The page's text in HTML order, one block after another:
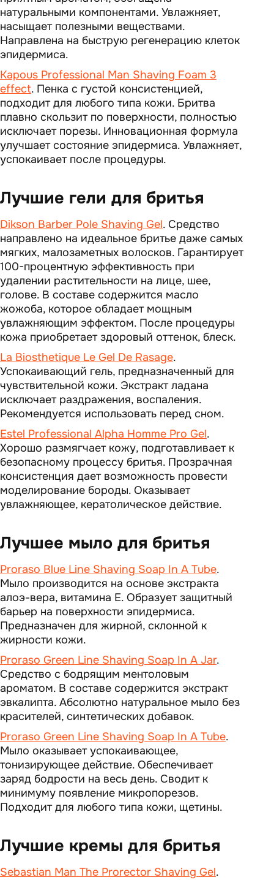
натуральными компонентами. Увлажняет,
насыщает полезными веществами.
Направлена на быструю регенерацию клеток
эпидермиса.
Kapous Professional Man Shaving Foam 3
effect. Пенка с густой консистенцией,
подходит для любого типа кожи. Бритва
плавно скользит по поверхности, полностью
исключает порезы. Инновационная формула
улучшает состояние эпидермиса. Увлажняет,
успокаивает после процедуры.
Лучшие гели для бритья
Dikson Barber Pole Shaving Gel. Средство
направлено на идеальное бритье даже самых
мягких, малозаметных волосков. Гарантирует
100-процентную эффективность при
удалении растительности на лице, шее,
голове. В составе содержится масло
жожоба, которое обладает мощным
увлажняющим эффектом. После процедуры
кожа приобретает здоровый оттенок, блеск.
La Biosthetique Le Gel De Rasage.
Успокаивающий гель, предназначенный для
чувствительной кожи. Экстракт ладана
исключает раздражения, воспаления.
Рекомендуется использовать перед сном.
Estel Professional Alpha Homme Pro Gel.
Хорошо размягчает кожу, подготавливает к
безопасному процессу бритья. Прозрачная
консистенция дает возможность провести
моделирование бороды. Оказывает
увлажняющее, кератолическое действие.
Лучшее мыло для бритья
Proraso Blue Line Shaving Soap In A Tube.
Мыло производится на основе экстракта
алоэ-вера, витамина Е. Образует защитный
барьер на поверхности эпидермиса.
Предназначен для жирной, склонной к
жирности кожи.
Proraso Green Line Shaving Soap In A Jar.
Средство с бодрящим ментоловым
ароматом. В составе содержится экстракт
эвкалипта. Абсолютно натуральное мыло без
красителей, синтетических добавок.
Proraso Green Line Shaving Soap In A Tube.
Мыло оказывает успокаивающее,
тонизирующее действие. Обеспечивает
заряд бодрости на весь день. Сводит к
минимуму появление микропорезов.
Подходит для любого типа кожи, щетины.
Лучшие кремы для бритья
Sebastian Man The Prorector Shaving Gel.